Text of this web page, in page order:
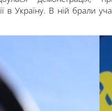
Україну. В ній брали